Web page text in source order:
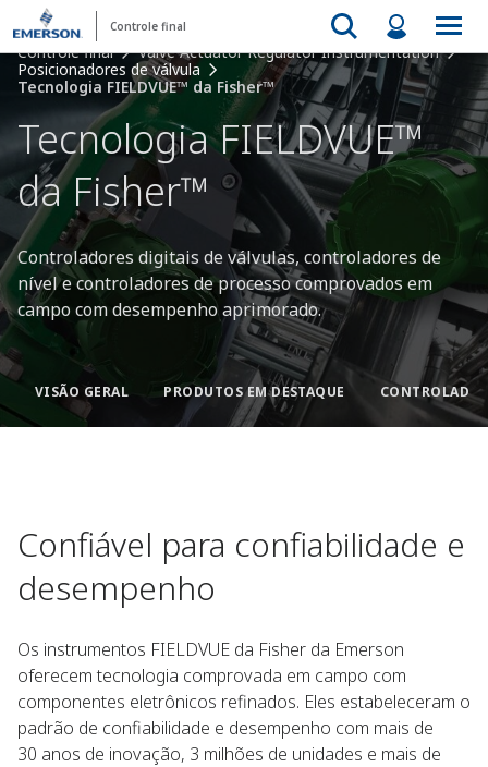
Controle final
Controle final
Valve Actuator Regulator Instrumentation
Posicionadores de válvula
Tecnologia FIELDVUE™ da Fisher™
Tecnologia FIELDVUE™
da Fisher™
Controladores digitais de válvulas, controladores de
nível e controladores de processo comprovados em
campo com desempenho aprimorado.
VISÃO GERAL PRODUTOS EM DESTAQUE
Confiável para confiabilidade e
desempenho
Os instrumentos FIELDVUE da Fisher da Emerson
oferecem tecnologia comprovada em campo com
componentes eletrônicos refinados. Eles estabeleceram o
padrão de confiabilidade e desempenho com mais de
30 anos de inovação, 3 milhões de unidades e mais de